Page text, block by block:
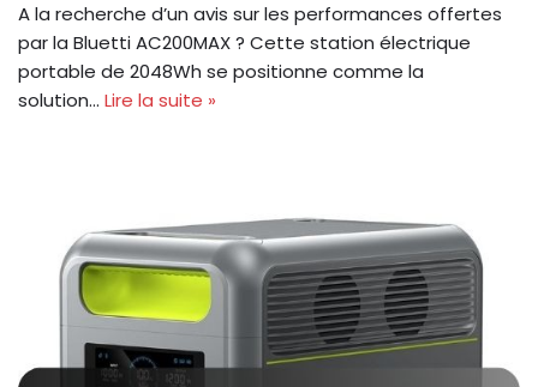
A la recherche d’un avis sur les performances offertes
par la Bluetti AC200MAX ? Cette station électrique
portable de 2048Wh se positionne comme la
solution… Lire la suite »